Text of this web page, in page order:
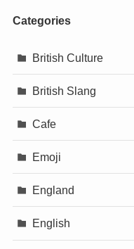
Categories
British Culture
British Slang
Cafe
Emoji
England
English